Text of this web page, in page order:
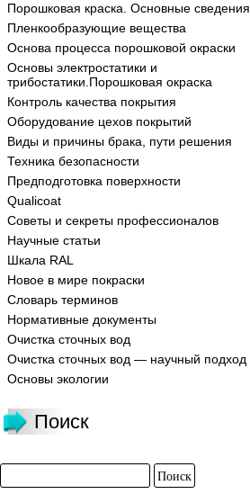
Порошковая краска. Основные сведения
Пленкообразующие вещества
Основа процесса порошковой окраски
Основы электростатики и
трибостатики.Порошковая окраска
Контроль качества покрытия
Оборудование цехов покрытий
Виды и причины брака, пути решения
Техника безопасности
Предподготовка поверхности
Qualicoat
Советы и секреты профессионалов
Научные статьи
Шкала RAL
Новое в мире покраски
Словарь терминов
Нормативные документы
Очистка сточных вод
Очистка сточных вод — научный подход
Основы экологии
Поиск